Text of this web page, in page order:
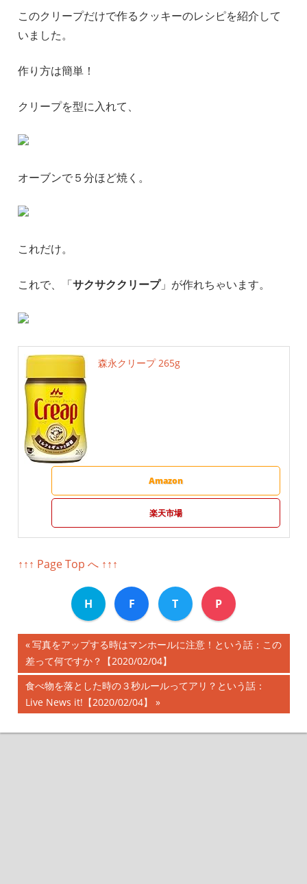
このクリープだけで作るクッキーのレシピを紹介して
いました。
作り方は簡単！
クリープを型に入れて、
オーブンで５分ほど焼く。
これだけ。
これで、「サクサククリープ」が作れちゃいます。
森永クリープ 265g
Amazon
楽天市場
↑↑↑ Page Top へ ↑↑↑
H F T P
投
稿
ナ
ビ
前
の
記
事:
写真をアップする時はマンホールに注意！という話：この
差って何ですか？【2020/02/04】
次
の
事:
食べ物を落とした時の３秒ルールってアリ？という話：
Live News it!【2020/02/04】